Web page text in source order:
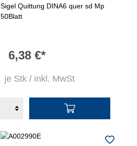
Sigel Quittung DINA6 quer sd Mp
50Blatt
6,38 €*
je Stk / inkl. MwSt